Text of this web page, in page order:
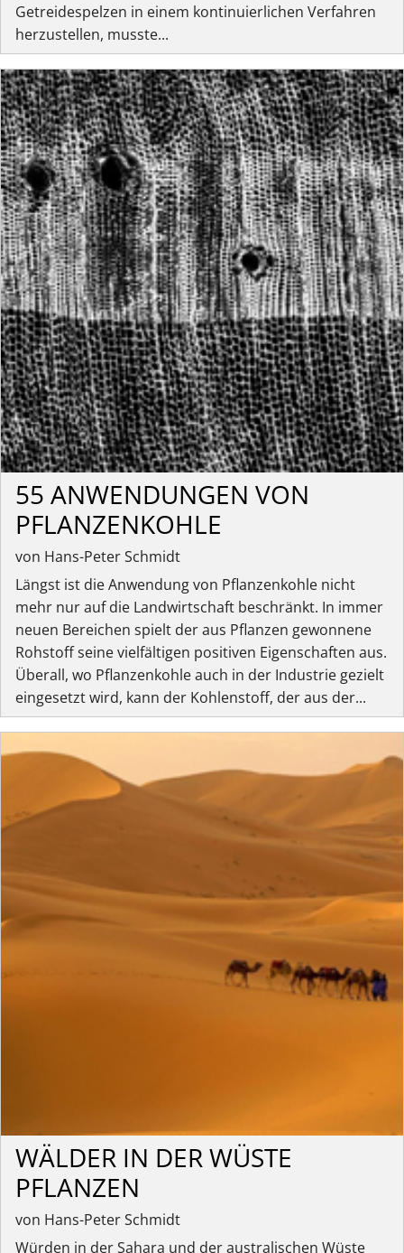
Getreidespelzen in einem kontinuierlichen Verfahren
herzustellen, musste...
55 ANWENDUNGEN VON
PFLANZENKOHLE
von Hans-Peter Schmidt
Längst ist die Anwendung von Pflanzenkohle nicht
mehr nur auf die Landwirtschaft beschränkt. In immer
neuen Bereichen spielt der aus Pflanzen gewonnene
Rohstoff seine vielfältigen positiven Eigenschaften aus.
Überall, wo Pflanzenkohle auch in der Industrie gezielt
eingesetzt wird, kann der Kohlenstoff, der aus der...
WÄLDER IN DER WÜSTE
PFLANZEN
von Hans-Peter Schmidt
Würden in der Sahara und der australischen Wüste